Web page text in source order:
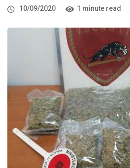
10/09/2020
1 minute read